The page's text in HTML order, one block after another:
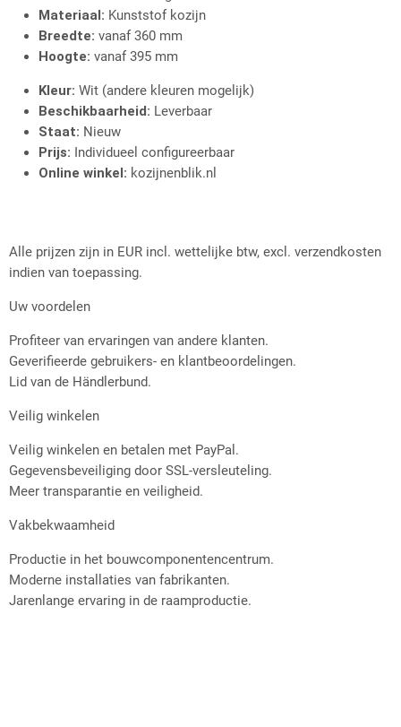
Materiaal: Kunststof kozijn
Breedte: vanaf 360 mm
Hoogte: vanaf 395 mm
Kleur: Wit (andere kleuren mogelijk)
Beschikbaarheid: Leverbaar
Staat: Nieuw
Prijs: Individueel configureerbaar
Online winkel: kozijnenblik.nl
Alle prijzen zijn in EUR incl. wettelijke btw, excl. verzendkosten
indien van toepassing.
Uw voordelen
Profiteer van ervaringen van andere klanten.
Geverifieerde gebruikers- en klantbeoordelingen.
Lid van de Händlerbund.
Veilig winkelen
Veilig winkelen en betalen met PayPal.
Gegevensbeveiliging door SSL-versleuteling.
Meer transparantie en veiligheid.
Vakbekwaamheid
Productie in het bouwcomponentencentrum.
Moderne installaties van fabrikanten.
Jarenlange ervaring in de raamproductie.